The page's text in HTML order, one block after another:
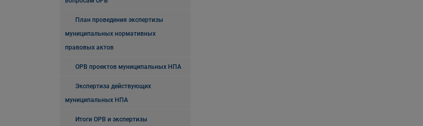
План проведения экспертизы
муниципальных нормативных
правовых актов
ОРВ проектов муниципальных НПА
Экспертиза действующих
муниципальных НПА
Итоги ОРВ и экспертизы